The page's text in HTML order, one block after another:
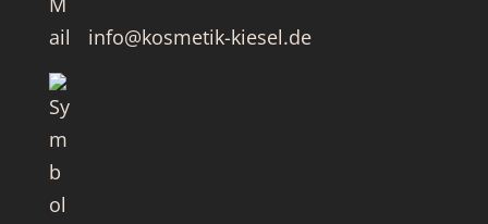
info@kosmetik-kiesel.de